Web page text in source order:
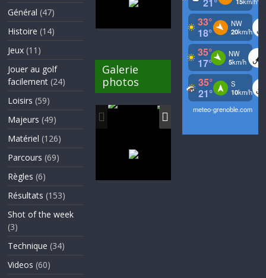
Général (47)
Histoire (14)
Jeux (11)
Jouer au golf
facilement (24)
Loisirs (59)
Majeurs (49)
Matériel (126)
Parcours (69)
Règles (6)
Résultats (153)
Shot of the week
(3)
Technique (34)
Videos (60)
Galerie
photos